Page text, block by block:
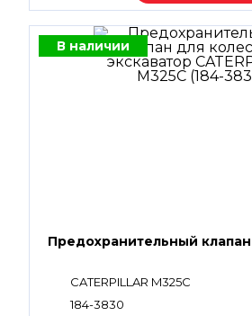
В наличии
Предохранительный клапан
CATERPILLAR M325C
184-3830